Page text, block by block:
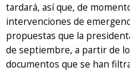
tardará, así que, de
intervenciones de
propuestas que la
de septiembre, a partir de
documentos que se han